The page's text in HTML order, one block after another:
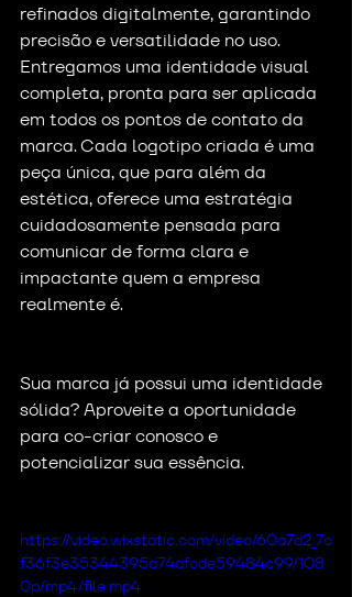
refinados digitalmente, garantindo
precisão e versatilidade no uso.
Entregamos uma identidade visual
completa, pronta para ser aplicada
em todos os pontos de contato da
marca. Cada logotipo criada é uma
peça única, que para além da
estética, oferece uma estratégia
cuidadosamente pensada para
comunicar de forma clara e
impactante quem a empresa
realmente é.
Sua marca já possui uma identidade
sólida? Aproveite a oportunidade
para co-criar conosco e
potencializar sua essência.
https://video.wixstatic.com/video/60a7d2_7c
f36f3e35344395a74afcde59484c99/108
0p/mp4/file.mp4